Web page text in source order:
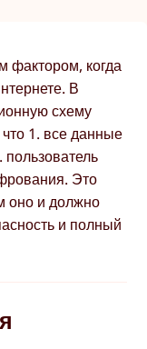
фактором, когда
В
схему
1. все данные
Это
оно и должно
и полный